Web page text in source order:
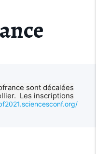
sont décalées
Les inscriptions